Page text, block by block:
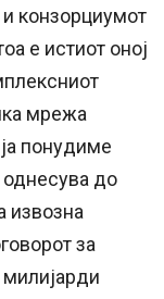
конзорциумот
е истиот оној
мрежа
понудиме
однесува до
извозна
за